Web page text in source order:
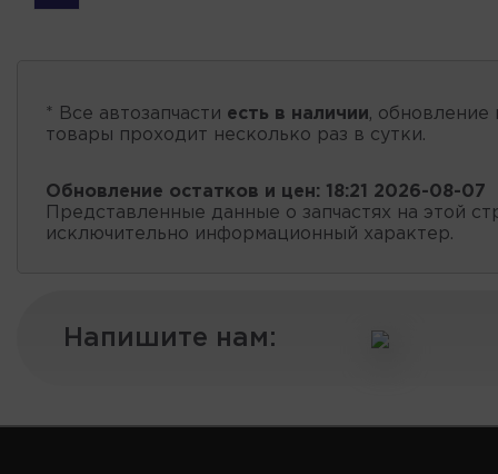
* Все автозапчасти есть в наличии, обновление
товары проходит несколько раз в сутки.
Обновление остатков и цен: 18:21 2026-08-07
Представленные данные о запчастях на этой
исключительно информационный характер.
Напишите нам: